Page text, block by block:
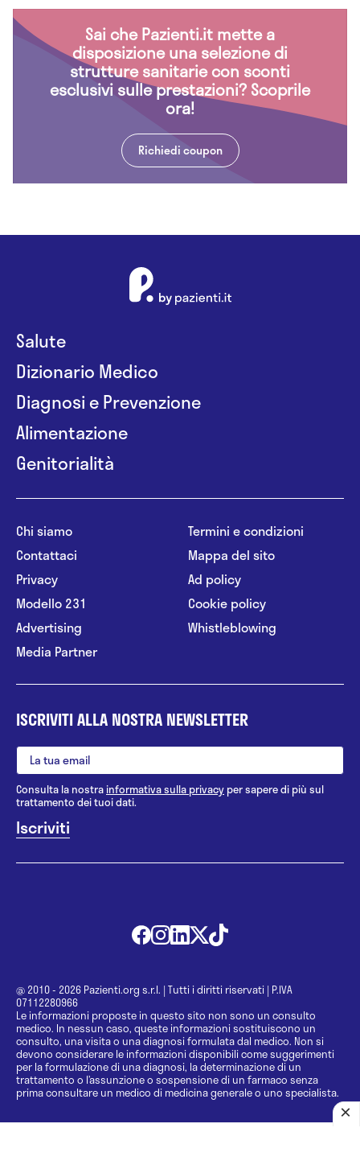
Sai che Pazienti.it mette a
disposizione una selezione di
strutture sanitarie con sconti
esclusivi sulle prestazioni? Scoprile
ora!
Richiedi coupon
Salute
Dizionario Medico
Diagnosi e Prevenzione
Alimentazione
Genitorialità
Chi siamo
Contattaci
Privacy
Modello 231
Advertising
Media Partner
Termini e condizioni
Mappa del sito
Ad policy
Cookie policy
Whistleblowing
ISCRIVITI ALLA NOSTRA NEWSLETTER
Consulta la nostrainformativa sulla privacy per sapere di più sul
trattamento dei tuoi dati.
@ 2010 - 2026 Pazienti.org s.r.l. | Tutti i diritti riservati | P.IVA
07112280966
Le informazioni proposte in questo sito non sono un consulto
medico. In nessun caso, queste informazioni sostituiscono un
consulto, una visita o una diagnosi formulata dal medico. Non si
devono considerare le informazioni disponibili come suggerimenti
per la formulazione di una diagnosi, la determinazione di un
trattamento o l’assunzione o sospensione di un farmaco senza
prima consultare un medico di medicina generale o uno specialista.